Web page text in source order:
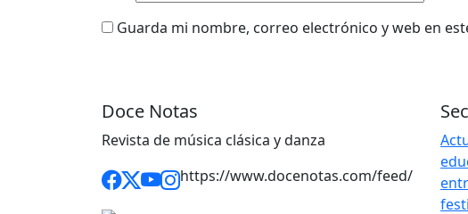
Guarda mi nombre, correo electrónico y web en
Doce Notas
Revista de música clásica y danza
https://www.docenotas.com/feed/